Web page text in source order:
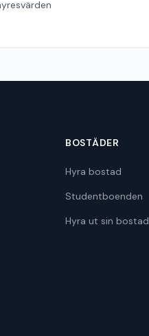
BOSTÄDER
Hyra bostad
Studentboenden
Hyra ut sin bostad